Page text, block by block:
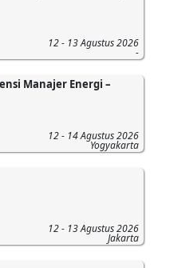
12 - 13 Agustus 2026
-
Manajer Energi –
12 - 14 Agustus 2026
Yogyakarta
12 - 13 Agustus 2026
Jakarta